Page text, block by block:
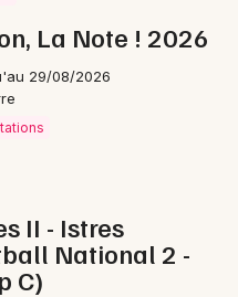
La Note ! 2026
29/08/2026
II - Istres
National 2 -
C)